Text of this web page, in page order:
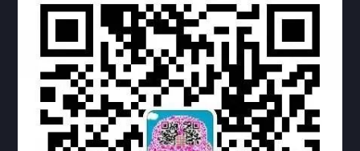
热门标签 TAG
机构链接
联系方式 关于我们
下载与支持
资料下载 视频中心